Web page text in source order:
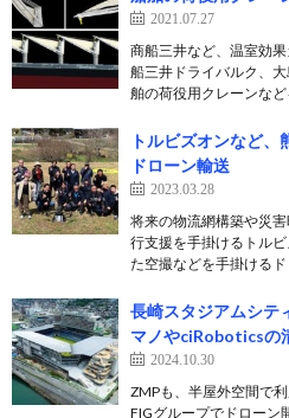
2021.07.27
商船三井など、温室効
船三井ドライバルク、
舶の荷役用クレーンな
トルビズオンなど
ドローン輸送
2023.03.28
将来の物流網構築や災
行支援を手掛けるトル
た空撮などを手掛ける
長崎スタジアムシテ
マノやciRoboticsの
2024.10.30
ZMPも、半屋外空間で
FIGグループでドローン